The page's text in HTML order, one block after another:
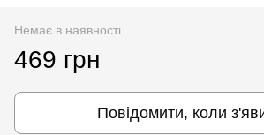
Немає в наявності
469 грн
Повідомити, коли